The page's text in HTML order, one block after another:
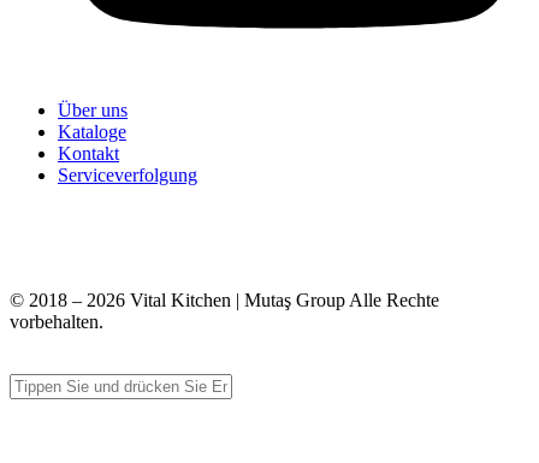
Über uns
Kataloge
Kontakt
Serviceverfolgung
© 2018 – 2026 Vital Kitchen | Mutaş Group Alle Rechte
vorbehalten.